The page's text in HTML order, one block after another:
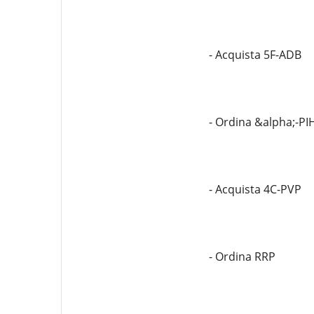
- Acquista 5F-ADB
- Ordina &alpha;-
- Acquista 4C-PVP
- Ordina RRP